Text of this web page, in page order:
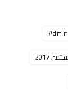
Admin